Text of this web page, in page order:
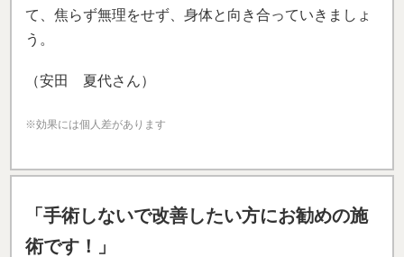
て、焦らず無理をせず、身体と向き合っていきましょ
う。
（安田 夏代さん）
※効果には個人差があります
「手術しないで改善したい方にお勧めの施
術です！」